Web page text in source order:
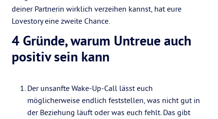
deiner Partnerin wirklich verzeihen kannst, hat eure
Lovestory eine zweite Chance.
4 Gründe, warum Untreue auch
positiv sein kann
Der unsanfte Wake-Up-Call lässt euch
möglicherweise endlich feststellen, was nicht gut in
der Beziehung läuft oder was euch fehlt. Das gibt